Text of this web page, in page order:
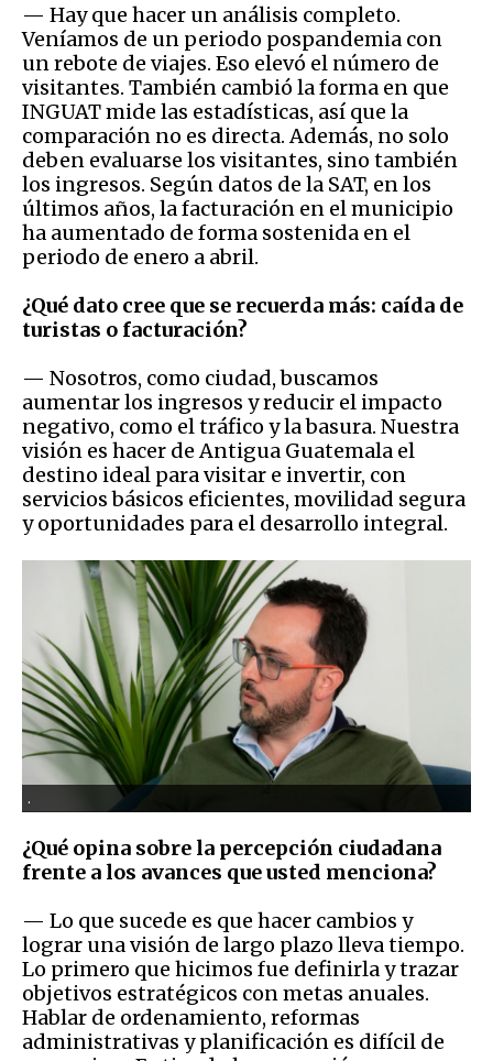
— Hay que hacer un análisis completo.
Veníamos de un periodo pospandemia con
un rebote de viajes. Eso elevó el número de
visitantes. También cambió la forma en que
INGUAT mide las estadísticas, así que la
comparación no es directa. Además, no solo
deben evaluarse los visitantes, sino también
los ingresos. Según datos de la SAT, en los
últimos años, la facturación en el municipio
ha aumentado de forma sostenida en el
periodo de enero a abril.
¿Qué dato cree que se recuerda más: caída de
turistas o facturación?
— Nosotros, como ciudad, buscamos
aumentar los ingresos y reducir el impacto
negativo, como el tráfico y la basura. Nuestra
visión es hacer de Antigua Guatemala el
destino ideal para visitar e invertir, con
servicios básicos eficientes, movilidad segura
y oportunidades para el desarrollo integral.
.
¿Qué opina sobre la percepción ciudadana
frente a los avances que usted menciona?
— Lo que sucede es que hacer cambios y
lograr una visión de largo plazo lleva tiempo.
Lo primero que hicimos fue definirla y trazar
objetivos estratégicos con metas anuales.
Hablar de ordenamiento, reformas
administrativas y planificación es difícil de